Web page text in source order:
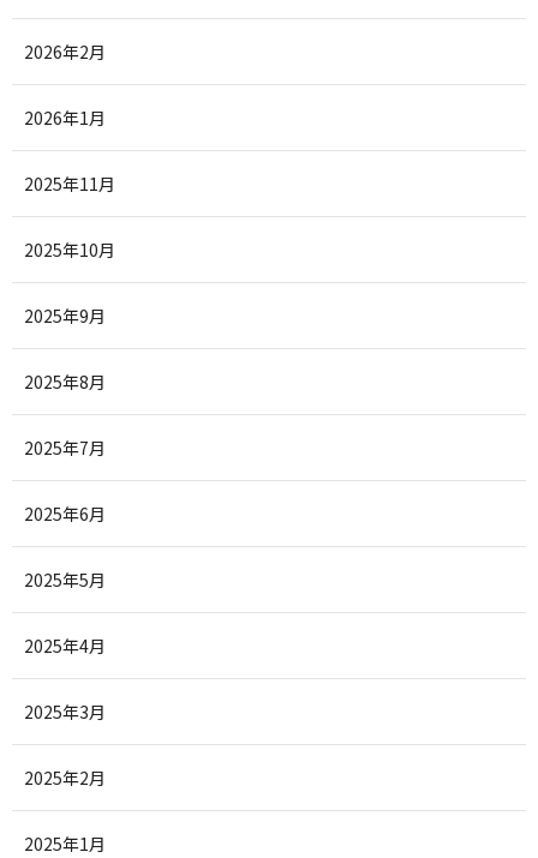
2026年2月
2026年1月
2025年11月
2025年10月
2025年9月
2025年8月
2025年7月
2025年6月
2025年5月
2025年4月
2025年3月
2025年2月
2025年1月